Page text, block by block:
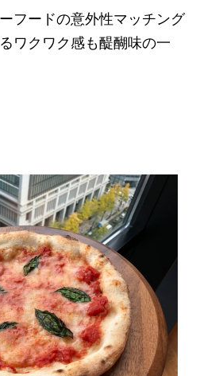
フードの意外性マッチング
ワクワク感も醍醐味の一